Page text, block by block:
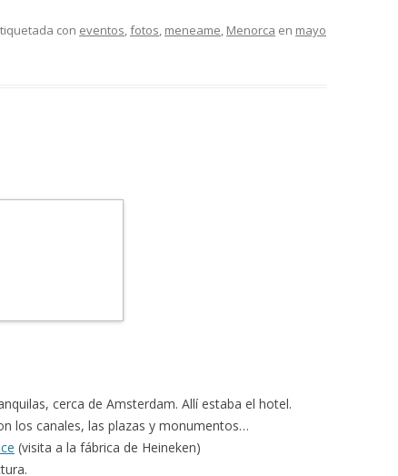
con eventos,fotos, meneame, Menorca en mayo
cerca de Amsterdam. Allí estaba el hotel.
los canales, las plazas y monumentos…
(visita a la fábrica de Heineken)